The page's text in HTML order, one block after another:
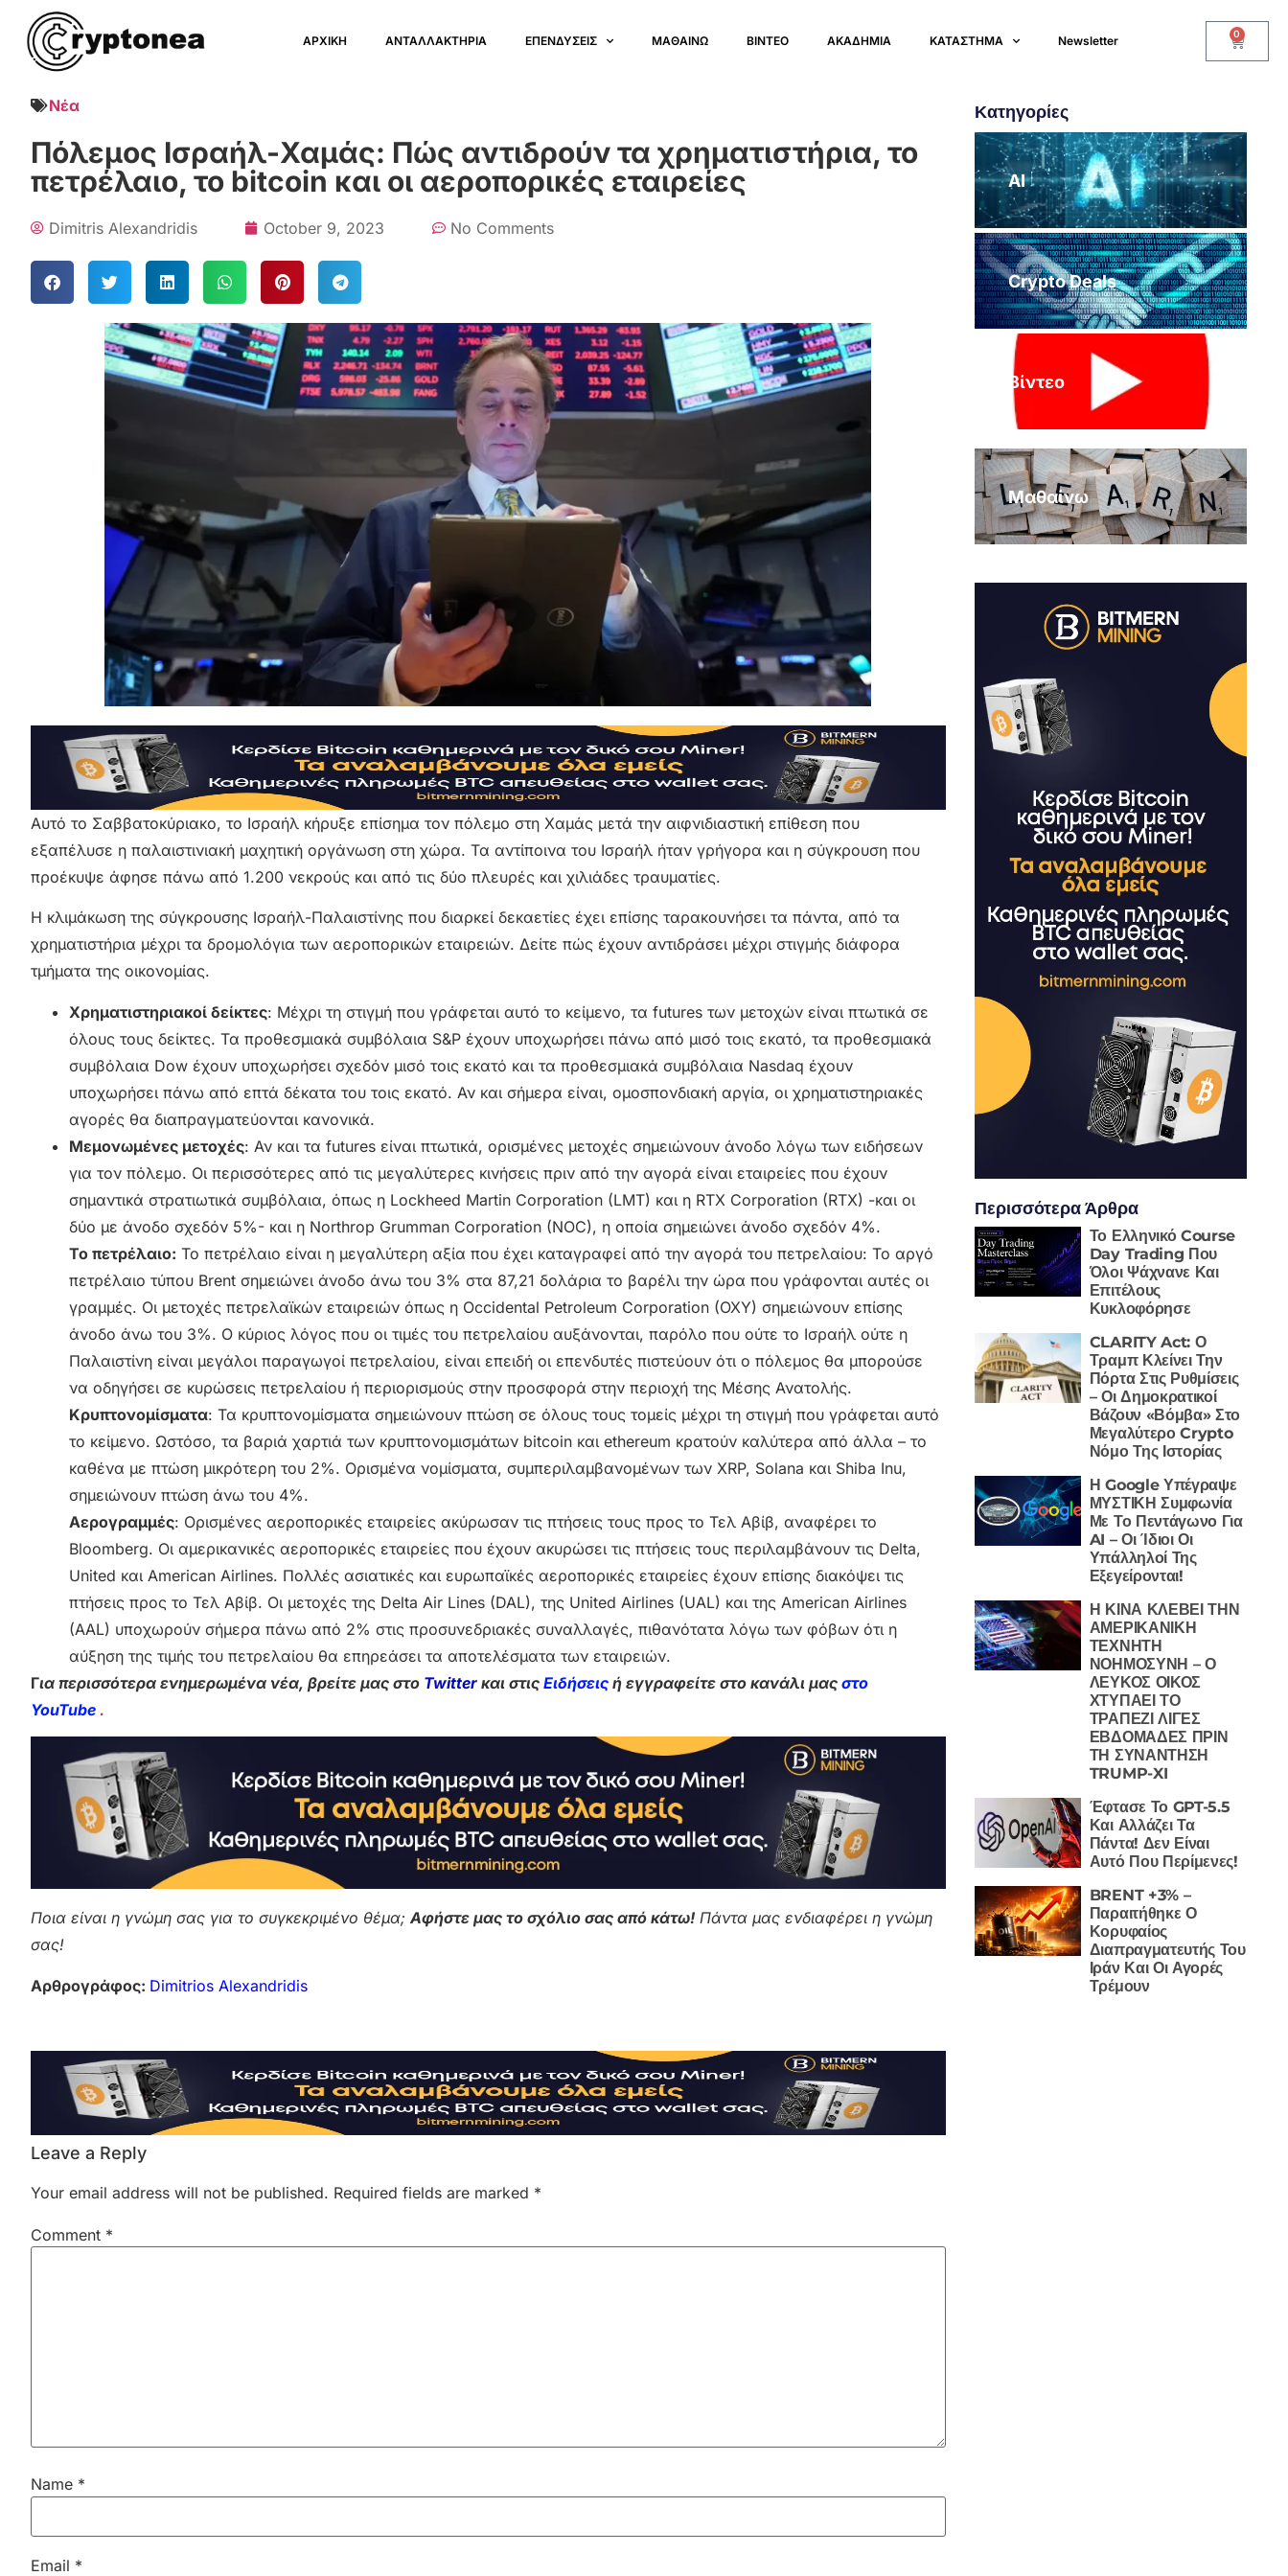
ΑΡΧΙΚΗ ΑΝΤΑΛΛΑΚΤΗΡΙΑ ΕΠΕΝΔΥΣΕΙΣ ΜΑΘΑΙΝΩ ΒΙΝΤΕΟ ΑΚΑΔΗΜΙΑ ΚΑΤΑΣΤΗΜΑ Newsletter 0
Νέα
Πόλεμος Ισραήλ-Χαμάς: Πώς αντιδρούν τα χρηματιστήρια, το
πετρέλαιο, το bitcoin και οι αεροπορικές εταιρείες
Dimitris Alexandridis October 9, 2023 No Comments
Αυτό το Σαββατοκύριακο, το Ισραήλ κήρυξε επίσημα τον πόλεμο στη Χαμάς μετά την αιφνιδιαστική επίθεση που
εξαπέλυσε η παλαιστινιακή μαχητική οργάνωση στη χώρα. Τα αντίποινα του Ισραήλ ήταν γρήγορα και η σύγκρουση που
προέκυψε άφησε πάνω από 1.200 νεκρούς και από τις δύο πλευρές και χιλιάδες τραυματίες.
Η κλιμάκωση της σύγκρουσης Ισραήλ-Παλαιστίνης που διαρκεί δεκαετίες έχει επίσης ταρακουνήσει τα πάντα, από τα
χρηματιστήρια μέχρι τα δρομολόγια των αεροπορικών εταιρειών. Δείτε πώς έχουν αντιδράσει μέχρι στιγμής διάφορα
τμήματα της οικονομίας.
Χρηματιστηριακοί δείκτες: Μέχρι τη στιγμή που γράφεται αυτό το κείμενο, τα futures των μετοχών είναι πτωτικά σε
όλους τους δείκτες. Τα προθεσμιακά συμβόλαια S&P έχουν υποχωρήσει πάνω από μισό τοις εκατό, τα προθεσμιακά
συμβόλαια Dow έχουν υποχωρήσει σχεδόν μισό τοις εκατό και τα προθεσμιακά συμβόλαια Nasdaq έχουν
υποχωρήσει πάνω από επτά δέκατα του τοις εκατό. Αν και σήμερα είναι, ομοσπονδιακή αργία, οι χρηματιστηριακές
αγορές θα διαπραγματεύονται κανονικά.
Μεμονωμένες μετοχές: Αν και τα futures είναι πτωτικά, ορισμένες μετοχές σημειώνουν άνοδο λόγω των ειδήσεων
για τον πόλεμο. Οι περισσότερες από τις μεγαλύτερες κινήσεις πριν από την αγορά είναι εταιρείες που έχουν
σημαντικά στρατιωτικά συμβόλαια, όπως η Lockheed Martin Corporation (LMT) και η RTX Corporation (RTX) -και οι
δύο με άνοδο σχεδόν 5%- και η Northrop Grumman Corporation (NOC), η οποία σημειώνει άνοδο σχεδόν 4%.
Το πετρέλαιο: Το πετρέλαιο είναι η μεγαλύτερη αξία που έχει καταγραφεί από την αγορά του πετρελαίου: Το αργό
πετρέλαιο τύπου Brent σημειώνει άνοδο άνω του 3% στα 87,21 δολάρια το βαρέλι την ώρα που γράφονται αυτές οι
γραμμές. Οι μετοχές πετρελαϊκών εταιρειών όπως η Occidental Petroleum Corporation (OXY) σημειώνουν επίσης
άνοδο άνω του 3%. Ο κύριος λόγος που οι τιμές του πετρελαίου αυξάνονται, παρόλο που ούτε το Ισραήλ ούτε η
Παλαιστίνη είναι μεγάλοι παραγωγοί πετρελαίου, είναι επειδή οι επενδυτές πιστεύουν ότι ο πόλεμος θα μπορούσε
να οδηγήσει σε κυρώσεις πετρελαίου ή περιορισμούς στην προσφορά στην περιοχή της Μέσης Ανατολής.
Κρυπτονομίσματα: Τα κρυπτονομίσματα σημειώνουν πτώση σε όλους τους τομείς μέχρι τη στιγμή που γράφεται αυτό
το κείμενο. Ωστόσο, τα βαριά χαρτιά των κρυπτονομισμάτων bitcoin και ethereum κρατούν καλύτερα από άλλα – το
καθένα με πτώση μικρότερη του 2%. Ορισμένα νομίσματα, συμπεριλαμβανομένων των XRP, Solana και Shiba Inu,
σημειώνουν πτώση άνω του 4%.
Αερογραμμές: Ορισμένες αεροπορικές εταιρείες ακύρωσαν τις πτήσεις τους προς το Τελ Αβίβ, αναφέρει το
Bloomberg. Οι αμερικανικές αεροπορικές εταιρείες που έχουν ακυρώσει τις πτήσεις τους περιλαμβάνουν τις Delta,
United και American Airlines. Πολλές ασιατικές και ευρωπαϊκές αεροπορικές εταιρείες έχουν επίσης διακόψει τις
πτήσεις προς το Τελ Αβίβ. Οι μετοχές της Delta Air Lines (DAL), της United Airlines (UAL) και της American Airlines
(AAL) υποχωρούν σήμερα πάνω από 2% στις προσυνεδριακές συναλλαγές, πιθανότατα λόγω των φόβων ότι η
αύξηση της τιμής του πετρελαίου θα επηρεάσει τα αποτελέσματα των εταιρειών.
Για περισσότερα ενημερωμένα νέα, βρείτε μας στο Twitter και στις Ειδήσεις ή εγγραφείτε στο κανάλι μας στο
YouTube .
Ποια είναι η γνώμη σας για το συγκεκριμένο θέμα;Αφήστε μας το σχόλιο σας από κάτω! Πάντα μας ενδιαφέρει η γνώμη
σας!
Αρθρογράφος: Dimitrios Alexandridis
Leave a Reply
Your email address will not be published. Required fields are marked *
Comment *
Name *
Email *
Κατηγορίες
AI
Crypto Deals
Βίντεο
Μαθαίνω
Περισσότερα Άρθρα
Το Ελληνικό Course
Day Trading Που
Όλοι Ψάχνανε Και
Επιτέλους
Κυκλοφόρησε
CLARITY Act: Ο
Τραμπ Κλείνει Την
Πόρτα Στις Ρυθμίσεις
– Οι Δημοκρατικοί
Βάζουν «Βόμβα» Στο
Μεγαλύτερο Crypto
Νόμο Της Ιστορίας
Η Google Υπέγραψε
ΜΥΣΤΙΚΗ Συμφωνία
Με Το Πεντάγωνο Για
AI – Οι Ίδιοι Οι
Υπάλληλοί Της
Εξεγείρονται!
Η ΚΙΝΑ ΚΛΕΒΕΙ ΤΗΝ
ΑΜΕΡΙΚΑΝΙΚΗ
ΤΕΧΝΗΤΗ
ΝΟΗΜΟΣΥΝΗ – Ο
ΛΕΥΚΟΣ ΟΙΚΟΣ
ΧΤΥΠΑΕΙ ΤΟ
ΤΡΑΠΕΖΙ ΛΙΓΕΣ
ΕΒΔΟΜΑΔΕΣ ΠΡΙΝ
ΤΗ ΣΥΝΑΝΤΗΣΗ
TRUMP-XI
Έφτασε Το GPT-5.5
Και Αλλάζει Τα
Πάντα! Δεν Είναι
Αυτό Που Περίμενες!
BRENT +3% –
Παραιτήθηκε Ο
Κορυφαίος
Διαπραγματευτής Του
Ιράν Και Οι Αγορές
Τρέμουν